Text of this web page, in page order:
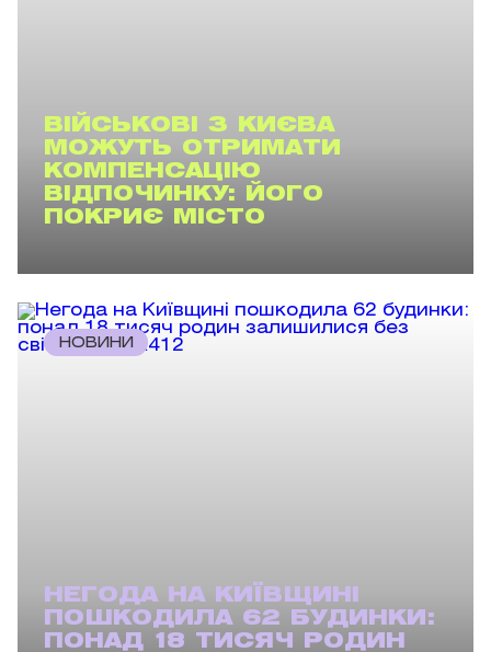
ВІЙСЬКОВІ З КИЄВА
МОЖУТЬ ОТРИМАТИ
КОМПЕНСАЦІЮ
ВІДПОЧИНКУ: ЙОГО
ПОКРИЄ МІСТО
НОВИНИ
НЕГОДА НА КИЇВЩИНІ
ПОШКОДИЛА 62 БУДИНКИ:
ПОНАД 18 ТИСЯЧ РОДИН